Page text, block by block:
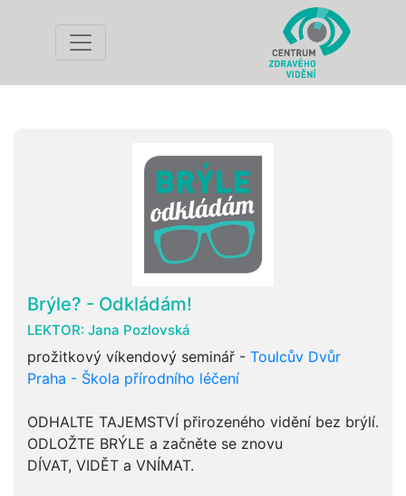
Brýle? - Odkládám!
LEKTOR: Jana Pozlovská
prožitkový víkendový seminář - Toulcův Dvůr
Praha - Škola přírodního léčení
ODHALTE TAJEMSTVÍ přirozeného vidění bez brýlí.
ODLOŽTE BRÝLE a začněte se znovu
DÍVAT, VIDĚT a VNÍMAT.